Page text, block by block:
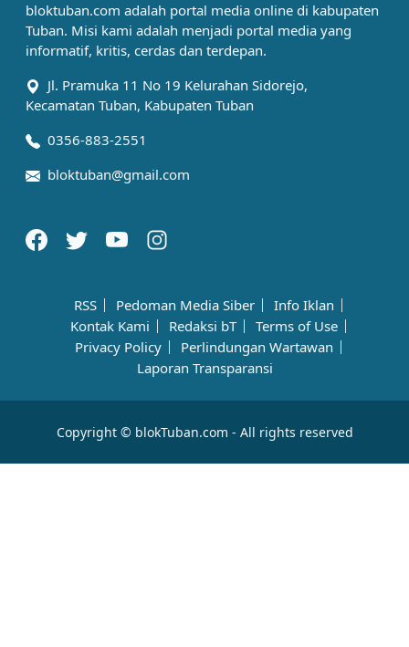
bloktuban.com adalah portal media online di kabupaten
Tuban. Misi kami adalah menjadi portal media yang
informatif, kritis, cerdas dan terdepan.
Jl. Pramuka 11 No 19 Kelurahan Sidorejo,
Kecamatan Tuban, Kabupaten Tuban
0356-883-2551
bloktuban@gmail.com
RSS Pedoman Media Siber
Info Iklan
Kontak Kami
Redaksi bT
Terms of Use
Privacy Policy
Perlindungan Wartawan
Laporan Transparansi
Copyright © blokTuban.com - All rights reserved